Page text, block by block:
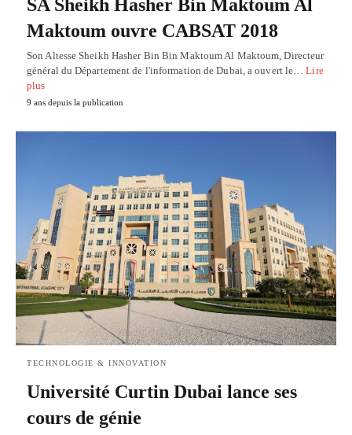
SA Sheikh Hasher Bin Maktoum Al
Maktoum ouvre CABSAT 2018
Son Altesse Sheikh Hasher Bin Bin Maktoum Al Maktoum, Directeur
général du Département de l'information de Dubai, a ouvert le…Lire
plus
9 ans depuis la publication
TECHNOLOGIE & INNOVATION
Université Curtin Dubai lance ses
cours de génie